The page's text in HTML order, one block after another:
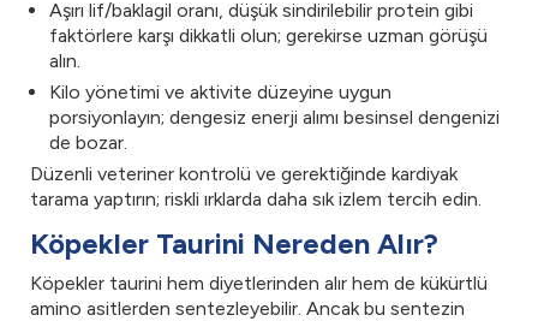
Aşırı lif/baklagil oranı, düşük sindirilebilir protein gibi
faktörlere karşı dikkatli olun; gerekirse uzman görüşü
alın.
Kilo yönetimi ve aktivite düzeyine uygun
porsiyonlayın; dengesiz enerji alımı besinsel dengenizi
de bozar.
Düzenli veteriner kontrolü ve gerektiğinde kardiyak
tarama yaptırın; riskli ırklarda daha sık izlem tercih edin.
Köpekler Taurini Nereden Alır?
Köpekler taurini hem diyetlerinden alır hem de kükürtlü
amino asitlerden sentezleyebilir. Ancak bu sentezin